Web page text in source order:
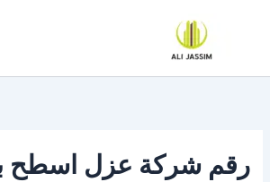
رقم شركة عزل اسطح